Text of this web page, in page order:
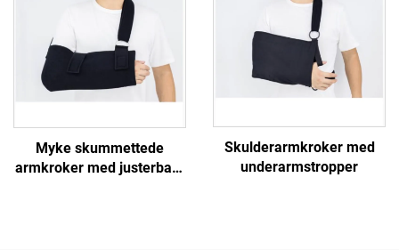
Myke skummettede
armkroker med justerbare
Skulderarmkroker med
underarmstropper